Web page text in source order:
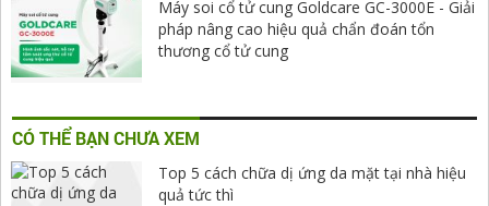
Máy soi cổ tử cung Goldcare GC-3000E - Giải
pháp nâng cao hiệu quả chẩn đoán tổn
thương cổ tử cung
CÓ THỂ BẠN CHƯA XEM
Top 5 cách chữa dị ứng da mặt tại nhà hiệu
quả tức thì